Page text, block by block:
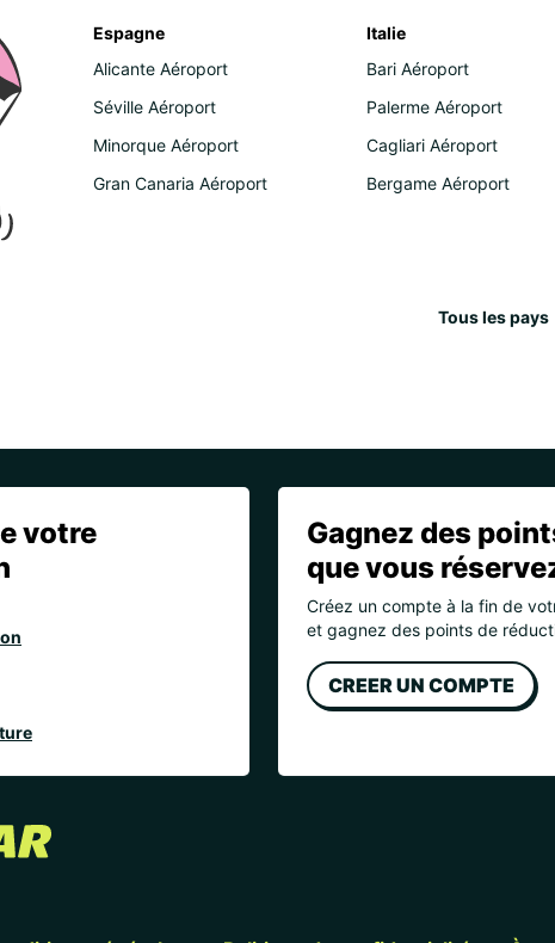
Espagne
Alicante Aéroport
Séville Aéroport
Minorque Aéroport
Gran Canaria Aéroport
Italie
Bari Aéroport
Palerme Aéroport
Cagliari Aéroport
Bergame Aéroport
Tous les pays
votre
Gagnez des
que vous
Créez un compte à la fin de
et gagnez des points de
CREER UN COMPTE